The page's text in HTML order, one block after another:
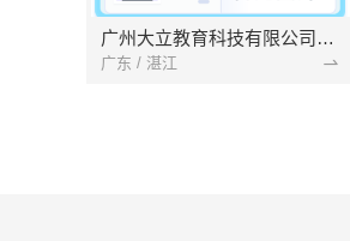
广州大立教育科技有限公司湛江分公司
广东 / 湛江